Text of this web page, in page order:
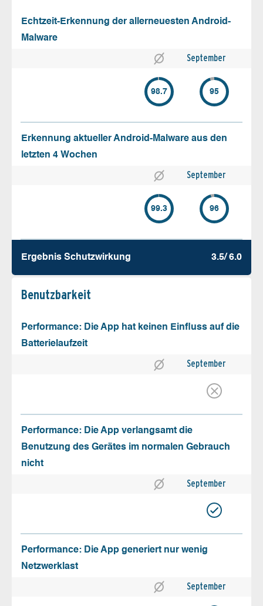
Echtzeit-Erkennung der allerneuesten Android-
Malware
September
98.7 95
Erkennung aktueller Android-Malware aus den
letzten 4 Wochen
September
99.3 96
Ergebnis Schutz­wirkung 3.5/ 6.0
Benutz­barkeit
Performance: Die App hat keinen Einfluss auf die
Batterielaufzeit
September
Performance: Die App verlangsamt die
Benutzung des Gerätes im normalen Gebrauch
nicht
September
Performance: Die App generiert nur wenig
Netzwerklast
September